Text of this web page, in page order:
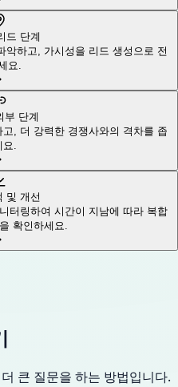
드 단계
악하고, 가시성을 리드 생성으로 전
요.
부 단계
, 더 강력한 경쟁사와의 격차를 좁
요.
및 개선
터링하여 시간이 지남에 따라 복합
확인하세요.
큰 질문을 하는 방법입니다.